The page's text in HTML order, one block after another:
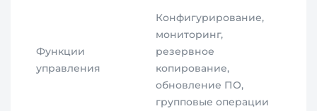
Функции
управления
Конфигурирование,
мониторинг,
резервное
копирование,
обновление ПО,
групповые операции